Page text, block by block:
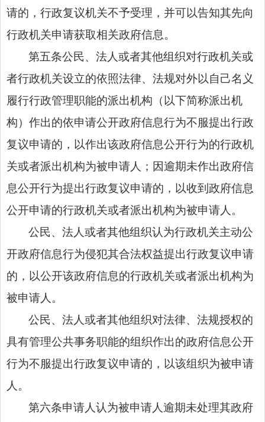
请的，行政复议机关不予受理，并可以告知其先向
行政机关申请获取相关政府信息。
第五条公民、法人或者其他组织对行政机关或
者行政机关设立的依照法律、法规对外以自己名义
履行行政管理职能的派出机构（以下简称派出机
构）作出的依申请公开政府信息行为不服提出行政
复议申请的，以作出该政府信息公开行为的行政机
关或者派出机构为被申请人；因逾期未作出政府信
息公开行为提出行政复议申请的，以收到政府信息
公开申请的行政机关或者派出机构为被申请人。
公民、法人或者其他组织认为行政机关主动公
开政府信息行为侵犯其合法权益提出行政复议申请
的，以公开该政府信息的行政机关或者派出机构为
被申请人。
公民、法人或者其他组织对法律、法规授权的
具有管理公共事务职能的组织作出的政府信息公开
行为不服提出行政复议申请的，以该组织为被申请
人。
第六条申请人认为被申请人逾期未处理其政府